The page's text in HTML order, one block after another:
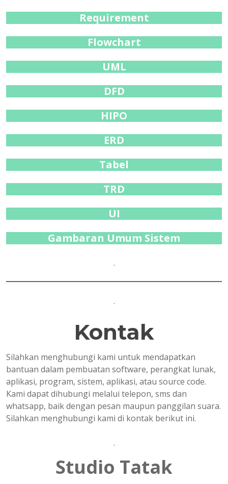
Requirement
Flowchart
UML
DFD
HIPO
ERD
Tabel
TRD
UI
Gambaran Umum Sistem
.
.
Kontak
Silahkan menghubungi kami untuk mendapatkan
bantuan dalam pembuatan software, perangkat lunak,
aplikasi, program, sistem, aplikasi, atau source code.
Kami dapat dihubungi melalui telepon, sms dan
whatsapp, baik dengan pesan maupun panggilan suara.
Silahkan menghubungi kami di kontak berikut ini.
.
Studio Tatak